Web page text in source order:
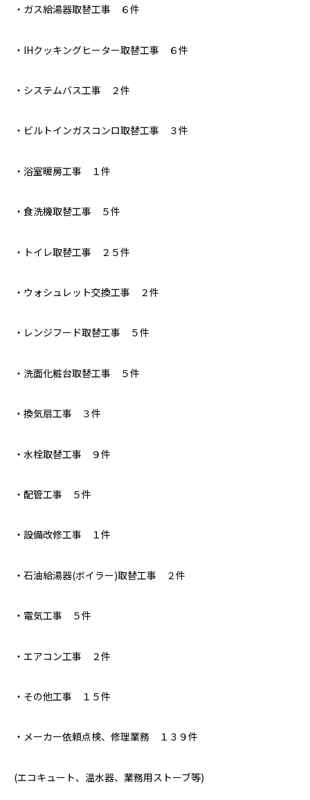
・ガス給湯器取替工事 ６件
・IHクッキングヒーター取替工事 ６件
・システムバス工事 ２件
・ビルトインガスコンロ取替工事 ３件
・浴室暖房工事 １件
・食洗機取替工事 ５件
・トイレ取替工事 ２５件
・ウォシュレット交換工事 ２件
・レンジフード取替工事 ５件
・洗面化粧台取替工事 ５件
・換気扇工事 ３件
・水栓取替工事 ９件
・配管工事 ５件
・設備改修工事 １件
・石油給湯器(ボイラー)取替工事 ２件
・電気工事 ５件
・エアコン工事 ２件
・その他工事 １５件
・メーカー依頼点検、修理業務 １３９件
(エコキュート、温水器、業務用ストーブ等)